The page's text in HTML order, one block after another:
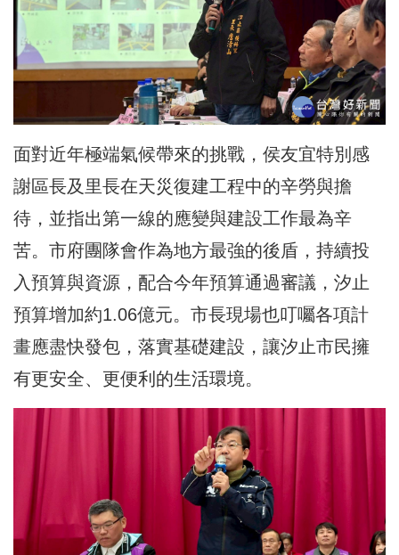
面對近年極端氣候帶來的挑戰，侯友宜特別感
謝區長及里長在天災復建工程中的辛勞與擔
待，並指出第一線的應變與建設工作最為辛
苦。市府團隊會作為地方最強的後盾，持續投
入預算與資源，配合今年預算通過審議，汐止
預算增加約1.06億元。市長現場也叮囑各項計
畫應盡快發包，落實基礎建設， 讓汐止市民擁
有更安全、更便利的生活環境。